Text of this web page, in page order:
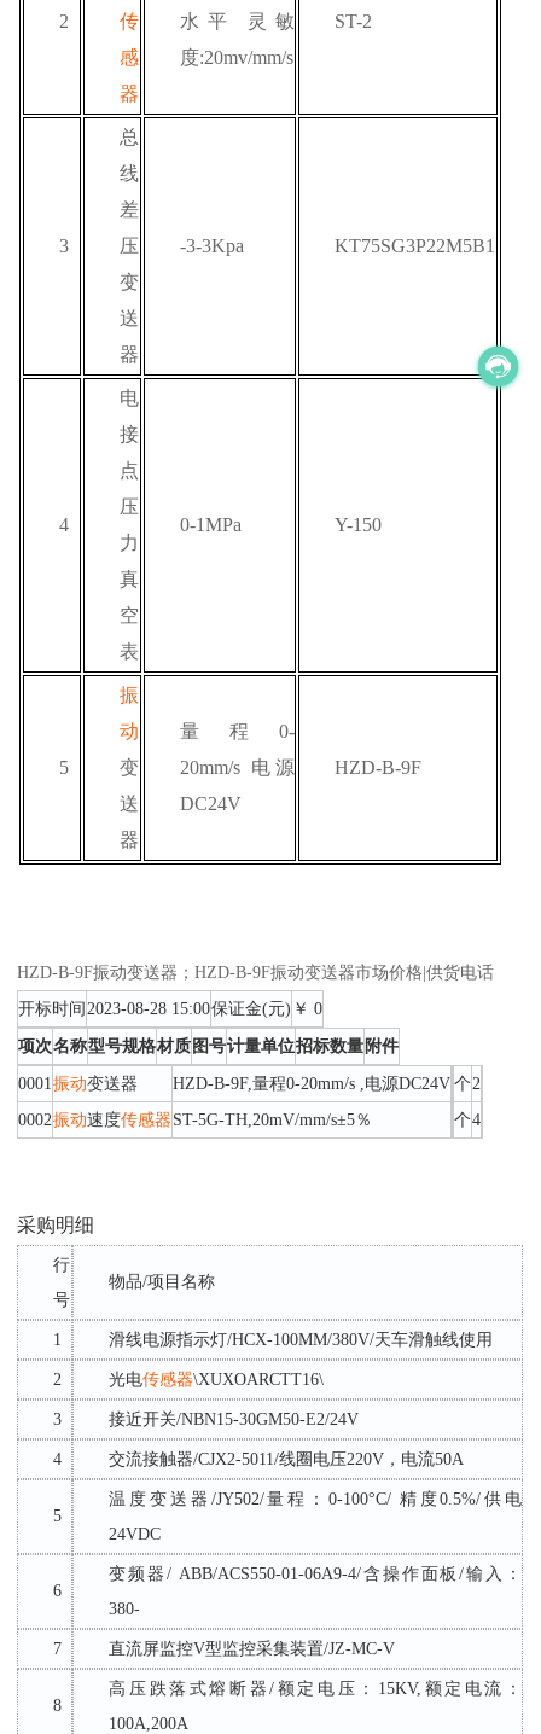
2
传
感
器
水平 灵敏
度:20mv/mm/s
ST-2
3
总
线
差
压
变
送
器
-3-3Kpa KT75SG3P22M5B1
4
电
接
点
压
力
真
空
表
0-1MPa Y-150
5
振
动
变
送
器
量程 0-
20mm/s 电源
DC24V
HZD-B-9F
HZD-B-9F振动变送器；HZD-B-9F振动变送器市场价格|供货电话
开标时间2023-08-28 15:00保证金(元) ￥ 0
项次名称型号规格材质图号计量单位招标数量附件
0001 振动变送器 HZD-B-9F,量程0-20mm/s ,电源DC24V 个2
0002振动速度传感器ST-5G-TH,20mV/mm/s±5％ 个4
采购明细
行
号
物品/项目名称
1 滑线电源指示灯/HCX-100MM/380V/天车滑触线使用
2 光电传感器\XUXOARCTT16\
3 接近开关/NBN15-30GM50-E2/24V
4 交流接触器/CJX2-5011/线圈电压220V，电流50A
5
温度变送器 /JY502/量程：0-100°C/ 精度0.5%/供电
24VDC
6
变频器/ ABB/ACS550-01-06A9-4/含操作面板/输入：
380-
7 直流屏监控V型监控采集装置/JZ-MC-V
8
高压跌落式熔断器/额定电压：15KV,额定电流：
100A,200A